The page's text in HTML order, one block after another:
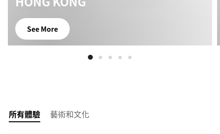
See More
所有體驗 藝術和文化